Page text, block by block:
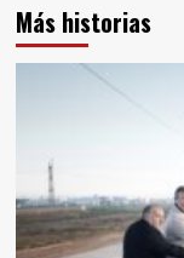
Más historias